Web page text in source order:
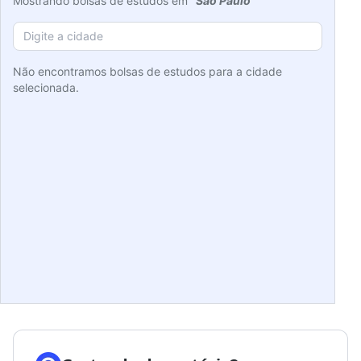
Não encontramos bolsas de estudos para a cidade
selecionada.